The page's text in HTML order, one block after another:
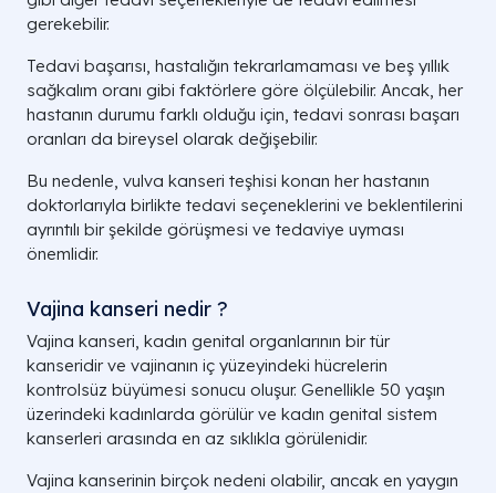
gerekebilir.
Tedavi başarısı, hastalığın tekrarlamaması ve beş yıllık
sağkalım oranı gibi faktörlere göre ölçülebilir. Ancak, her
hastanın durumu farklı olduğu için, tedavi sonrası başarı
oranları da bireysel olarak değişebilir.
Bu nedenle, vulva kanseri teşhisi konan her hastanın
doktorlarıyla birlikte tedavi seçeneklerini ve beklentilerini
ayrıntılı bir şekilde görüşmesi ve tedaviye uyması
önemlidir.
Vajina kanseri nedir ?
Vajina kanseri, kadın genital organlarının bir tür
kanseridir ve vajinanın iç yüzeyindeki hücrelerin
kontrolsüz büyümesi sonucu oluşur. Genellikle 50 yaşın
üzerindeki kadınlarda görülür ve kadın genital sistem
kanserleri arasında en az sıklıkla görülenidir.
Vajina kanserinin birçok nedeni olabilir, ancak en yaygın